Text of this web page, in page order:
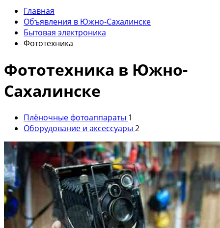
Главная
Объявления в Южно-Сахалинске
Бытовая электроника
Фототехника
Фототехника в Южно-
Сахалинске
Плёночные фотоаппараты 1
Оборудование и аксессуары 2